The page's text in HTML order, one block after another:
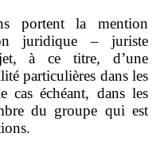
portent la mention
juridique – juriste
à ce titre, d’une
particulières dans les
cas échéant, dans les
du groupe qui est